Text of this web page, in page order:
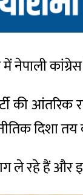
में नेपाली
की
दिशा
ले रहे हैं